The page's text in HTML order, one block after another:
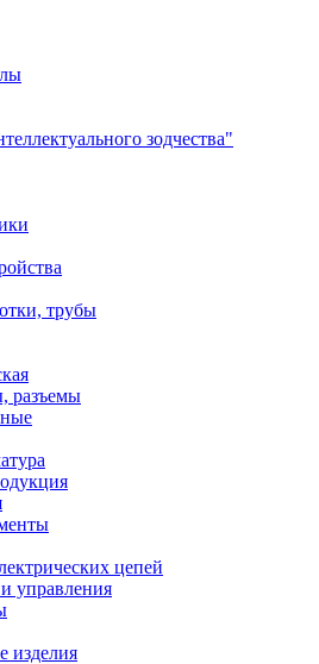
зодчества"
трубы
разъемы
цепей
управления
изделия